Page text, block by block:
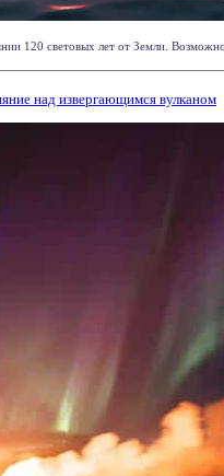
120 световых лет от Земли.
над извергающимся вулканом